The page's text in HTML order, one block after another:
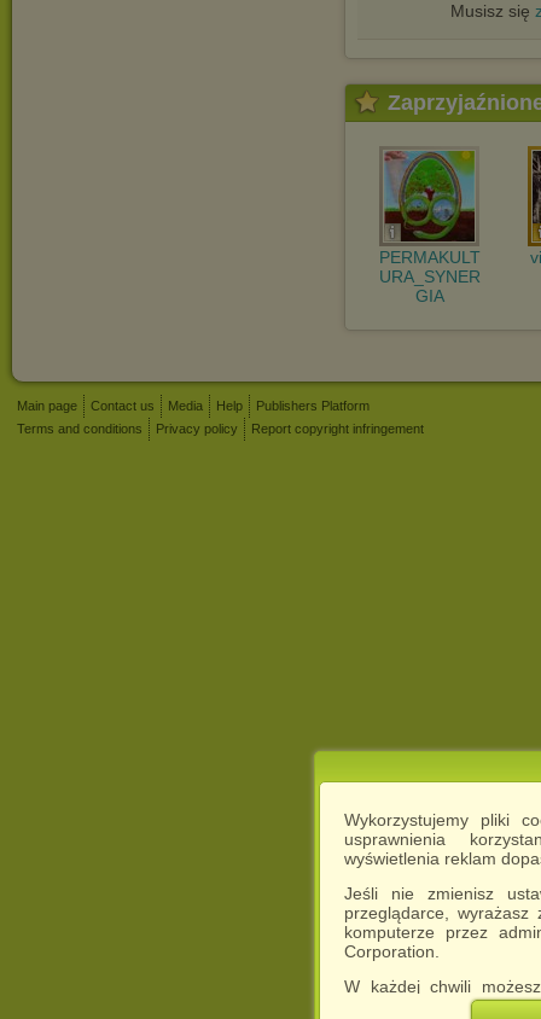
Wykorzystujemy pliki
usprawnienia
wyświetlenia reklam
Jeśli nie zmienisz
przeglądarce,
komputerze przez
Corporation.
W każdej chwili
cookies w swojej
Musisz się
PERMAKULT
URA_SYNER
GIA
Main page Contact us Media Help
Publishers Platform
Terms and conditions
Privacy policy Report copyright infringement